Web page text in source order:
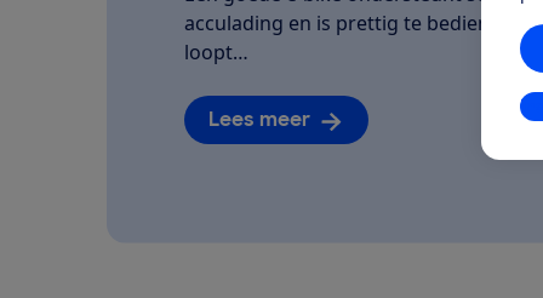
acculading en is prettig te bedienen.
loopt…
Lees meer